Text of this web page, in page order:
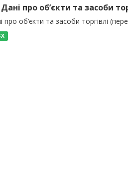
Дані про об’єкти та засоби
про об’єкти та засоби торгівлі